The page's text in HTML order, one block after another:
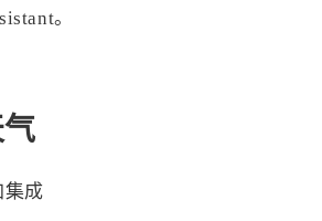
。
集成